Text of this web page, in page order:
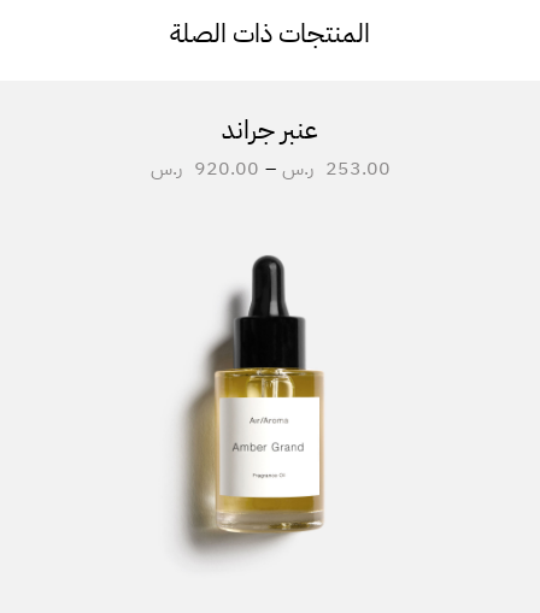
المنتجات ذات الصلة
عنبر جراند
253.00 ر.س –
920.00 ر.س